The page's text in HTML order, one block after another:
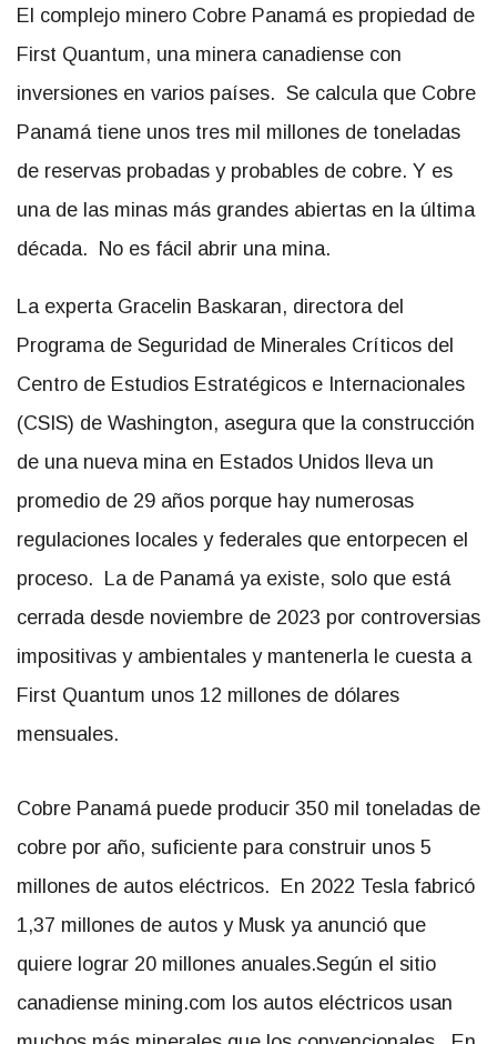
El complejo minero Cobre Panamá es propiedad de
First Quantum, una minera canadiense con
inversiones en varios países. Se calcula que Cobre
Panamá tiene unos tres mil millones de toneladas
de reservas probadas y probables de cobre. Y es
una de las minas más grandes abiertas en la última
década. No es fácil abrir una mina.
La experta Gracelin Baskaran, directora del
Programa de Seguridad de Minerales Críticos del
Centro de Estudios Estratégicos e Internacionales
(CSIS) de Washington, asegura que la construcción
de una nueva mina en Estados Unidos lleva un
promedio de 29 años porque hay numerosas
regulaciones locales y federales que entorpecen el
proceso. La de Panamá ya existe, solo que está
cerrada desde noviembre de 2023 por controversias
impositivas y ambientales y mantenerla le cuesta a
First Quantum unos 12 millones de dólares
mensuales.
Cobre Panamá puede producir 350 mil toneladas de
cobre por año, suficiente para construir unos 5
millones de autos eléctricos. En 2022 Tesla fabricó
1,37 millones de autos y Musk ya anunció que
quiere lograr 20 millones anuales.Según el sitio
canadiense mining.com los autos eléctricos usan